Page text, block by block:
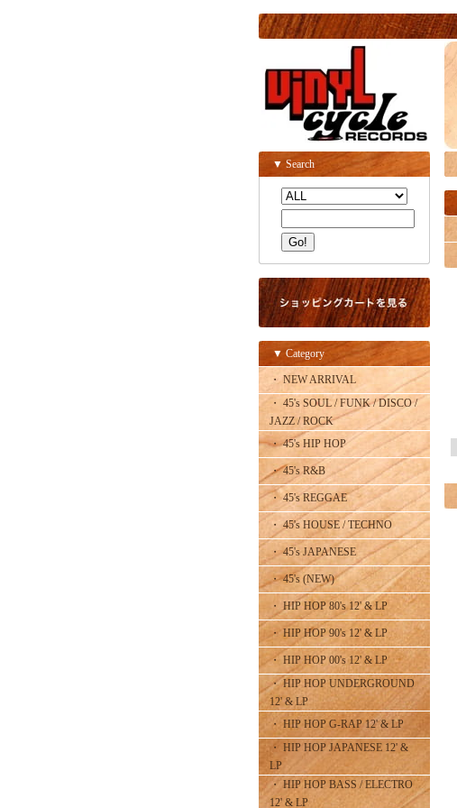
▼ Search
▼ Category
・ NEW ARRIVAL
・ 45's SOUL / FUNK / DISCO /
JAZZ / ROCK
・ 45's HIP HOP
・ 45's R&B
・ 45's REGGAE
・ 45's HOUSE / TECHNO
・ 45's JAPANESE
・ 45's (NEW)
・ HIP HOP 80's 12' & LP
・ HIP HOP 90's 12' & LP
・ HIP HOP 00's 12' & LP
・ HIP HOP UNDERGROUND
12' & LP
・ HIP HOP G-RAP 12' & LP
・ HIP HOP JAPANESE 12' &
LP
・ HIP HOP BASS / ELECTRO
12' & LP